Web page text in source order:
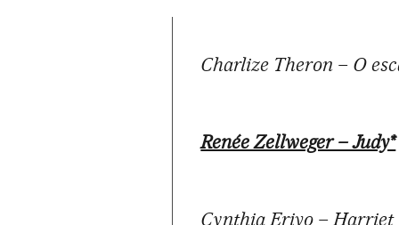
Charlize Theron – O
Renée Zellweger – Judy*
Cynthia Erivo – Harriet